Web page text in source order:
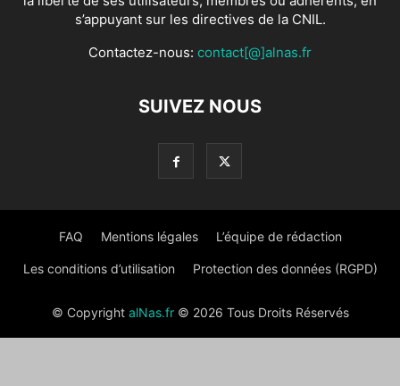
s’appuyant sur les directives de la CNIL.
Contactez-nous: contact[@]alnas.fr
SUIVEZ NOUS
FAQ Mentions légales L’équipe de rédaction
Les conditions d’utilisation Protection des données (RGPD)
© Copyright alNas.fr© 2026 Tous Droits Réservés